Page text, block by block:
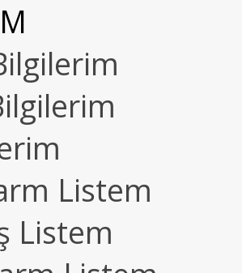
Listem
Listem